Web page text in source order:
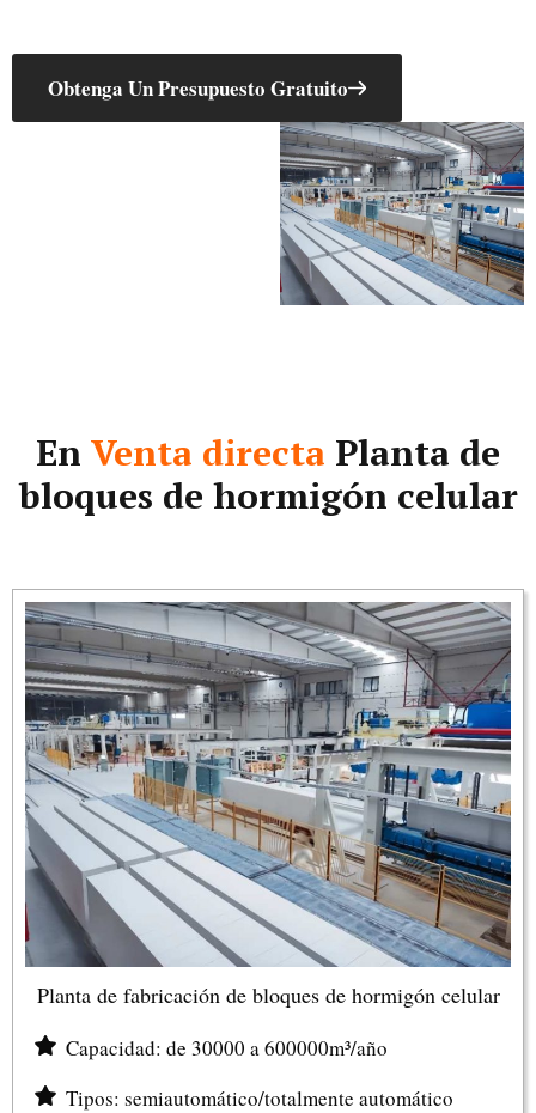
Obtenga Un Presupuesto Gratuito
En Venta directa Planta de
bloques de hormigón celular
Planta de fabricación de bloques de hormigón celular
Capacidad: de 30000 a 600000m³/año
Tipos: semiautomático/totalmente automático